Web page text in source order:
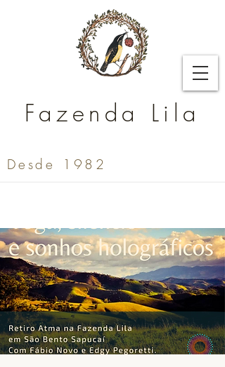
Fazenda Lila
Desde 1982